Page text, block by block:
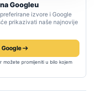
Googleu
izvore i Google
prikazivati naše najnovije
možete promijeniti u bilo kojem